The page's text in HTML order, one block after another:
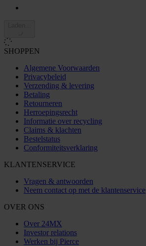
SHOPPEN
Algemene Voorwaarden
Privacybeleid
Verzending & levering
Betaling
Retourneren
Herroepingsrecht
Informatie over recycling
Claims & klachten
Bestelstatus
Conformiteitsverklaring
KLANTENSERVICE
Vragen & antwoorden
Neem contact op met de klantenservice
OVER ONS
Over 24MX
Investor relations
Werken bij Pierce